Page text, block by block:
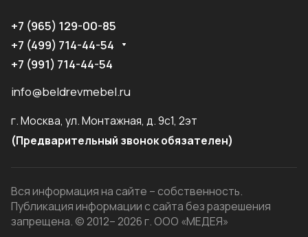
+7 (965) 129-00-85
+7 (499) 714-44-54
+7 (991) 714-44-54
info@beldrevmebel.ru
г. Москва, ул. Монтажная, д. 9с1, 2эт
(Предварительный звонок обязателен)
Вся информация на сайте – собственность.
Публикация информации с сайта без разрешения
запрещена. © 2012– 2026 г. ООО «МЕДЕЯ»